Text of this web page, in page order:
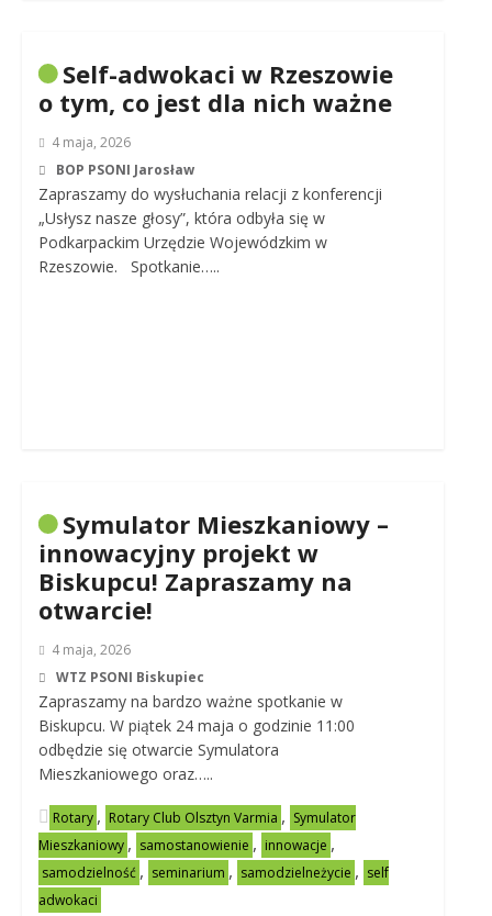
Self-adwokaci w Rzeszowie
o tym, co jest dla nich ważne
4 maja, 2026
BOP PSONI Jarosław
Zapraszamy do wysłuchania relacji z konferencji
„Usłysz nasze głosy”, która odbyła się w
Podkarpackim Urzędzie Wojewódzkim w
Rzeszowie. Spotkanie…..
Symulator Mieszkaniowy –
innowacyjny projekt w
Biskupcu! Zapraszamy na
otwarcie!
4 maja, 2026
WTZ PSONI Biskupiec
Zapraszamy na bardzo ważne spotkanie w
Biskupcu. W piątek 24 maja o godzinie 11:00
odbędzie się otwarcie Symulatora
Mieszkaniowego oraz…..
Rotary , Rotary Club Olsztyn Varmia , Symulator
Mieszkaniowy , samostanowienie , innowacje ,
samodzielność , seminarium , samodzielneżycie , self
adwokaci